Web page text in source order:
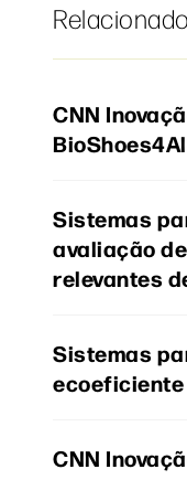
Relacionado
CNN
Sistemas
avaliação
relevantes
Sistemas
ecoeficiente
CNN